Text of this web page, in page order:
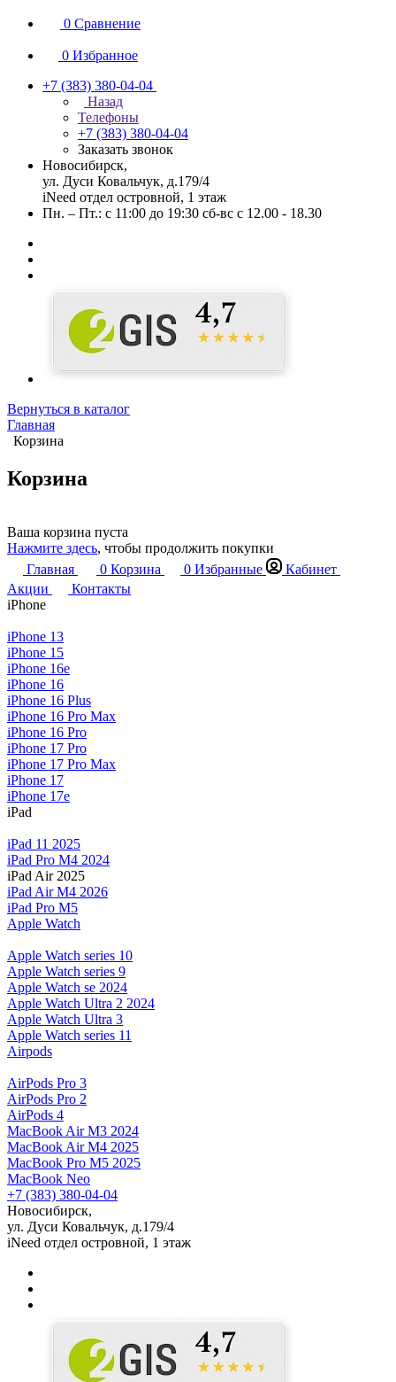
0 Сравнение
0 Избранное
+7 (383) 380-04-04
Назад
Телефоны
+7 (383) 380-04-04
Заказать звонок
Новосибирск,
ул. Дуси Ковальчук, д.179/4
iNeed отдел островной, 1 этаж
Пн. – Пт.: с 11:00 до 19:30 сб-вс с 12.00 - 18.30
Вернуться в каталог
Главная
Корзина
Корзина
Ваша корзина пуста
Нажмите здесь, чтобы продолжить покупки
Главная
0 Корзина 0 Избранные
Кабинет
Акции
Контакты
iPhone
iPhone 13
iPhone 15
iPhone 16e
iPhone 16
iPhone 16 Plus
iPhone 16 Pro Max
iPhone 16 Pro
iPhone 17 Pro
iPhone 17 Pro Max
iPhone 17
iPhone 17e
iPad
iPad 11 2025
iPad Pro M4 2024
iPad Air 2025
iPad Air M4 2026
iPad Pro M5
Apple Watch
Apple Watch series 10
Apple Watch series 9
Apple Watch se 2024
Apple Watch Ultra 2 2024
Apple Watch Ultra 3
Apple Watch series 11
Airpods
AirPods Pro 3
AirPods Pro 2
AirPods 4
MacBook Air M3 2024
MacBook Air M4 2025
MacBook Pro M5 2025
MacBook Neo
+7 (383) 380-04-04
Новосибирск,
ул. Дуси Ковальчук, д.179/4
iNeed отдел островной, 1 этаж